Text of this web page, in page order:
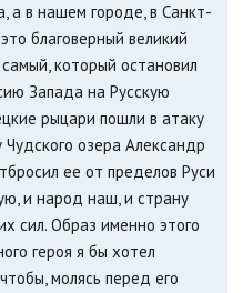
а в нашем городе, в Санкт-
благоверный великий
который остановил
Запада на Русскую
рыцари пошли в атаку
озера Александр
ее от пределов Руси
и народ наш, и страну
сил. Образ именно этого
героя я бы хотел
молясь перед его